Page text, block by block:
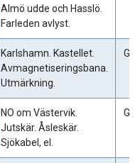
Almö udde och Hasslö.
Farleden avlyst.
Karlshamn. Kastellet.
Avmagnetiseringsbana.
Utmärkning.
NO om Västervik.
Jutskär. Åsleskär.
Sjökabel, el.